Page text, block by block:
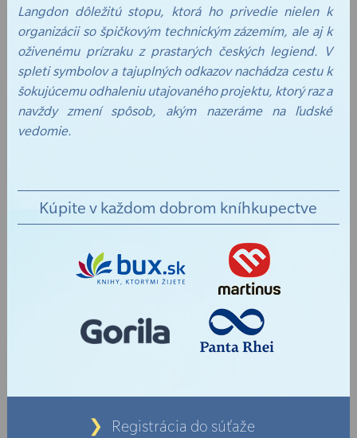
Langdon dôležitú stopu, ktorá ho privedie nielen k
organizácii so špičkovým technickým zázemím, ale aj k
oživenému prízraku z prastarých českých legiend. V
spleti symbolov a tajuplných odkazov nachádza cestu k
šokujúcemu odhaleniu utajovaného projektu, ktorý raz a
navždy zmení spôsob, akým nazeráme na ľudské
vedomie.
Kúpite v každom dobrom kníhkupectve
Registrácia do súťaže